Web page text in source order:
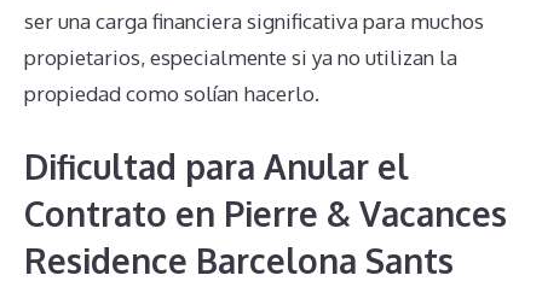
ser una carga financiera significativa para muchos
propietarios, especialmente si ya no utilizan la
propiedad como solían hacerlo.
Dificultad para Anular el
Contrato en Pierre & Vacances
Residence Barcelona Sants